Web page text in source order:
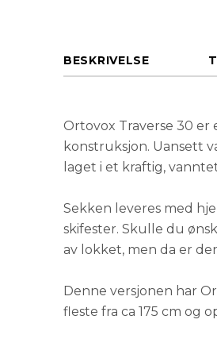
BESKRIVELSE
Ortovox Traverse 30
konstruksjon. Uansett
laget i et kraftig,
Sekken leveres med
skifester. Skulle du
av lokket, men da er
Denne versjonen har
fleste fra ca 175 cm og